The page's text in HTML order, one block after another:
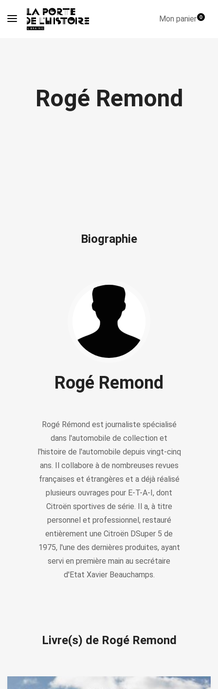
Mon panier0
Rogé Remond
Biographie
Rogé Remond
Rogé Rémond est journaliste spécialisé
dans l'automobile de collection et
l'histoire de l'automobile depuis vingt-cinq
ans. Il collabore à de nombreuses revues
françaises et étrangères et a déjà réalisé
plusieurs ouvrages pour E-T-A-I, dont
Citroën sportives de série. Il a, à titre
personnel et professionnel, restauré
entièrement une Citroën DSuper 5 de
1975, l'une des dernières produites, ayant
servi en première main au secrétaire
d'Etat Xavier Beauchamps.
Livre(s) de Rogé Remond